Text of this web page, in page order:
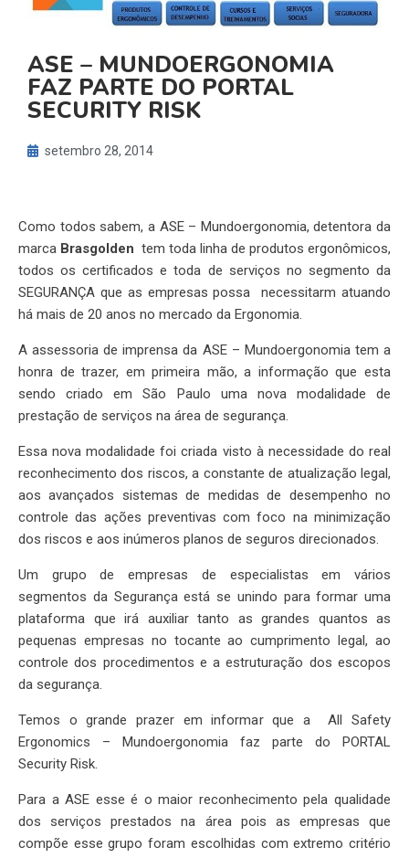
ASE – MUNDOERGONOMIA
FAZ PARTE DO PORTAL
SECURITY RISK
setembro 28, 2014
Como todos sabem, a ASE – Mundoergonomia, detentora da
marca Brasgolden tem toda linha de produtos ergonômicos,
todos os certificados e toda de serviços no segmento da
SEGURANÇA que as empresas possa necessitarm atuando
há mais de 20 anos no mercado da Ergonomia.
A assessoria de imprensa da ASE – Mundoergonomia tem a
honra de trazer, em primeira mão, a informação que esta
sendo criado em São Paulo uma nova modalidade de
prestação de serviços na área de segurança.
Essa nova modalidade foi criada visto à necessidade do real
reconhecimento dos riscos, a constante de atualização legal,
aos avançados sistemas de medidas de desempenho no
controle das ações preventivas com foco na minimização
dos riscos e aos inúmeros planos de seguros direcionados.
Um grupo de empresas de especialistas em vários
segmentos da Segurança está se unindo para formar uma
plataforma que irá auxiliar tanto as grandes quantos as
pequenas empresas no tocante ao cumprimento legal, ao
controle dos procedimentos e a estruturação dos escopos
da segurança.
Temos o grande prazer em informar que a All Safety
Ergonomics – Mundoergonomia faz parte do PORTAL
Security Risk.
Para a ASE esse é o maior reconhecimento pela qualidade
dos serviços prestados na área pois as empresas que
compõe esse grupo foram escolhidas com extremo critério